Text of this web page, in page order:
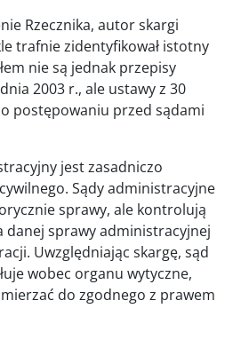
Rzecznika, autor skargi
trafnie zidentyfikował istotny
nie są jednak przepisy
2003 r., ale ustawy z 30
postępowaniu przed sądami
jest zasadniczo
Sądy administracyjne
sprawy, ale kontrolują
sprawy administracyjnej
Uwzględniając skargę, sąd
wobec organu wytyczne,
do zgodnego z prawem